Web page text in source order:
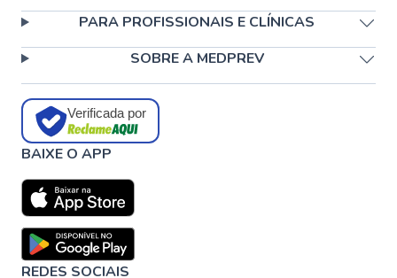
PARA PROFISSIONAIS E CLÍNICAS
SOBRE A MEDPREV
Verificada por
BAIXE O APP
REDES SOCIAIS